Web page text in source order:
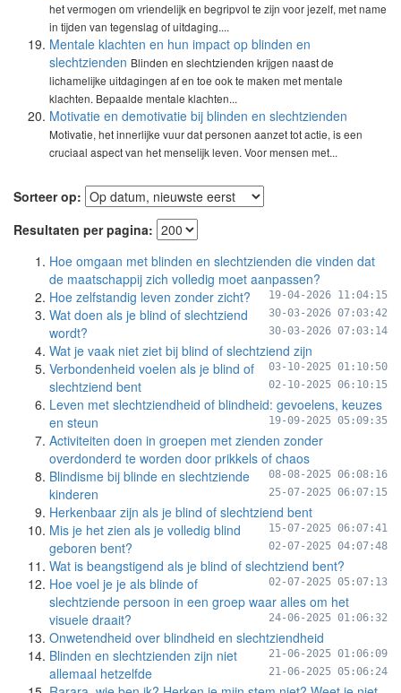
het vermogen om vriendelijk en begripvol te zijn voor jezelf, met name
in tijden van tegenslag of uitdaging....
Mentale klachten en hun impact op blinden en
slechtzienden Blinden en slechtzienden krijgen naast de
lichamelijke uitdagingen af en toe ook te maken met mentale
klachten. Bepaalde mentale klachten...
Motivatie en demotivatie bij blinden en slechtzienden
Motivatie, het innerlijke vuur dat personen aanzet tot actie, is een
cruciaal aspect van het menselijk leven. Voor mensen met...
Sorteer op:
Resultaten per pagina:
Hoe omgaan met blinden en slechtzienden die vinden dat
de maatschappij zich volledig moet aanpassen?
19-04-2026 11:04:15
Hoe zelfstandig leven zonder zicht?
30-03-2026 07:03:42
Wat doen als je blind of slechtziend
wordt?
30-03-2026 07:03:14
Wat je vaak niet ziet bij blind of slechtziend zijn
03-10-2025 01:10:50
Verbondenheid voelen als je blind of
slechtziend bent
02-10-2025 06:10:15
Leven met slechtziendheid of blindheid: gevoelens, keuzes
en steun
19-09-2025 05:09:35
Activiteiten doen in groepen met zienden zonder
overdonderd te worden door prikkels of chaos
08-08-2025 06:08:16
Blindisme bij blinde en slechtziende
kinderen
25-07-2025 06:07:15
Herkenbaar zijn als je blind of slechtziend bent
15-07-2025 06:07:41
Mis je het zien als je volledig blind
geboren bent?
02-07-2025 04:07:48
Wat is beangstigend als je blind of slechtziend bent?
02-07-2025 05:07:13
Hoe voel je je als blinde of
slechtziende persoon in een groep waar alles om het
visuele draait?
24-06-2025 01:06:32
Onwetendheid over blindheid en slechtziendheid
21-06-2025 01:06:09
Blinden en slechtzienden zijn niet
allemaal hetzelfde
21-06-2025 05:06:24